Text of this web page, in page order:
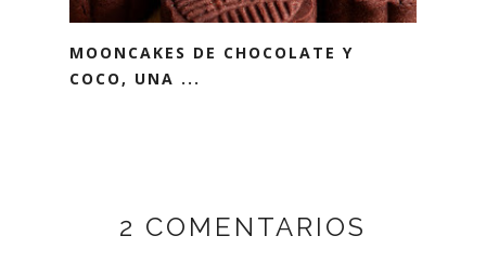
MOONCAKES DE CHOCOLATE Y
COCO, UNA ...
2 COMENTARIOS